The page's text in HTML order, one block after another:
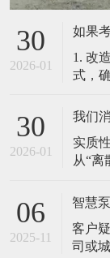
30
2026-01
1. 改
式，
改变
括：
输入
30
2026-01
实质
从“离
火灾
漏、
觉。
06
2025-11
客户
司或城